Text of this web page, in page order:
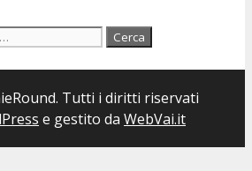
Tutti i diritti riservati
e gestito da WebVai.it